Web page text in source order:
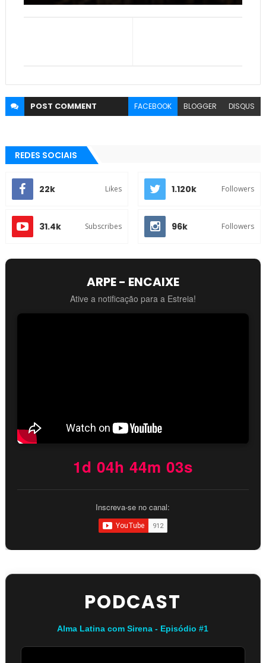
POST COMMENT FACEBOOK BLOGGER DISQUS
REDES SOCIAIS
22k Likes 1.120k Followers
31.4k Subscribes 96k Followers
ARPE - ENCAIXE
Ative a notificação para a Estreia!
1d 04h 44m 02s
Inscreva-se no canal:
PODCAST
Alma Latina com Sirena - Episódio #1